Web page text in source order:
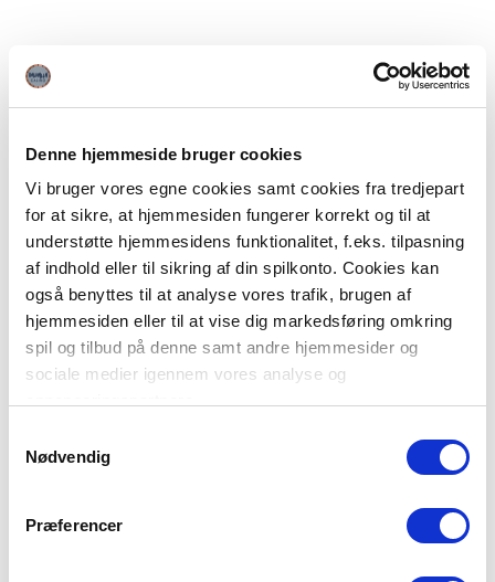
Denne hjemmeside bruger cookies
Vi bruger vores egne cookies samt cookies fra tredjepart
for at sikre, at hjemmesiden fungerer korrekt og til at
understøtte hjemmesidens funktionalitet, f.eks. tilpasning
af indhold eller til sikring af din spilkonto. Cookies kan
også benyttes til at analyse vores trafik, brugen af
hjemmesiden eller til at vise dig markedsføring omkring
spil og tilbud på denne samt andre hjemmesider og
sociale medier igennem vores analyse og
Du kan læse mere om vores brug af cookies under
"Detaljer" eller ved at klikke videre til vores Cookiepolitik,
Nødvendig
Præferencer